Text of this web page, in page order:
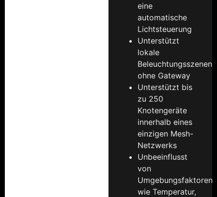
eine
automatische
Lichtsteuerung
Unterstützt
lokale
Beleuchtungsszenen
ohne Gateway
Unterstützt bis
zu 250
Knotengeräte
innerhalb eines
einzigen Mesh-
Netzwerks
Unbeeinflusst
von
Umgebungsfaktoren
wie Temperatur,